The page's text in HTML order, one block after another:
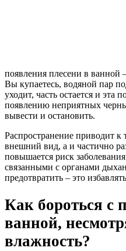
появления плесени в ванной
Вы купаетесь, водяной пар
уходит, часть остается и эта
появлению неприятных
вывести и остановить.
Распространение приводит к
внешний вид, а и частично
повышается риск
связанными с органами
предотвратить – это
Как бороться с
ванной,
влажность?